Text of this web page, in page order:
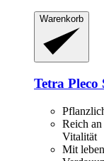
Warenkorb
Tetra Pleco
Reich
Vitalität
Mit